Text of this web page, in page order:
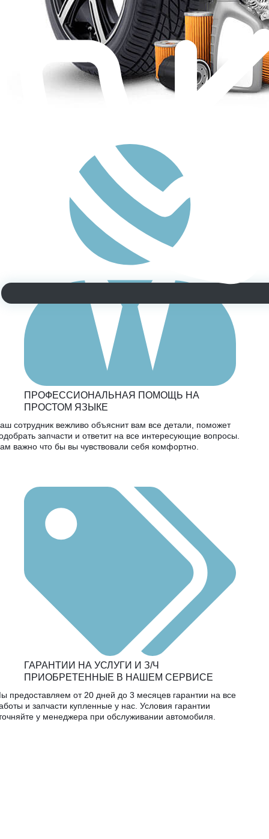
ПРОФЕССИОНАЛЬНАЯ ПОМОЩЬ НА
ПРОСТОМ ЯЗЫКЕ
сотрудник вежливо объяснит вам все детали, поможет
запчасти и ответит на все интересующие вопросы.
важно что бы вы чувствовали себя комфортно.
ГАРАНТИИ НА УСЛУГИ И З/Ч
ПРИОБРЕТЕННЫЕ В НАШЕМ СЕРВИСЕ
предоставляем от 20 дней до 3 месяцев гарантии на все
и запчасти купленные у нас. Условия гарантии
у менеджера при обслуживании автомобиля.